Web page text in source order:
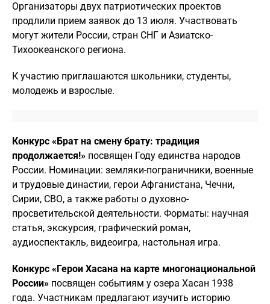
Организаторы двух патриотических проектов
продлили прием заявок до 13 июля. Участвовать
могут жители России, стран СНГ и Азиатско-
Тихоокеанского региона.
К участию приглашаются школьники, студенты,
молодежь и взрослые.
Конкурс «Брат на смену брату: традиция
продолжается!» посвящен Году единства народов
России. Номинации: земляки-пограничники, военные
и трудовые династии, герои Афганистана, Чечни,
Сирии, СВО, а также работы о духовно-
просветительской деятельности. Форматы: научная
статья, экскурсия, графический роман,
аудиоспектакль, видеоигра, настольная игра.
Конкурс «Герои Хасана на карте многонациональной
России» посвящен событиям у озера Хасан 1938
года. Участникам предлагают изучить историю